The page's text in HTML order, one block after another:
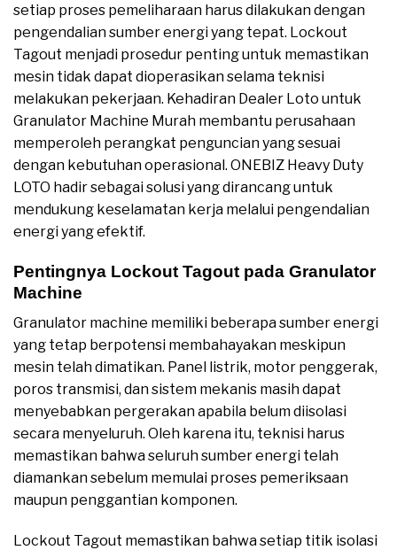
setiap proses pemeliharaan harus dilakukan dengan
pengendalian sumber energi yang tepat. Lockout
Tagout menjadi prosedur penting untuk memastikan
mesin tidak dapat dioperasikan selama teknisi
melakukan pekerjaan. Kehadiran Dealer Loto untuk
Granulator Machine Murah membantu perusahaan
memperoleh perangkat penguncian yang sesuai
dengan kebutuhan operasional. ONEBIZ Heavy Duty
LOTO hadir sebagai solusi yang dirancang untuk
mendukung keselamatan kerja melalui pengendalian
energi yang efektif.
Pentingnya Lockout Tagout pada Granulator
Machine
Granulator machine memiliki beberapa sumber energi
yang tetap berpotensi membahayakan meskipun
mesin telah dimatikan. Panel listrik, motor penggerak,
poros transmisi, dan sistem mekanis masih dapat
menyebabkan pergerakan apabila belum diisolasi
secara menyeluruh. Oleh karena itu, teknisi harus
memastikan bahwa seluruh sumber energi telah
diamankan sebelum memulai proses pemeriksaan
maupun penggantian komponen.
Lockout Tagout memastikan bahwa setiap titik isolasi